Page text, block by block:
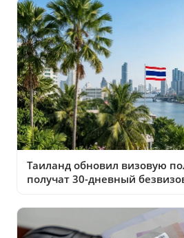
Таиланд обновил визовую
получат 30-дневный